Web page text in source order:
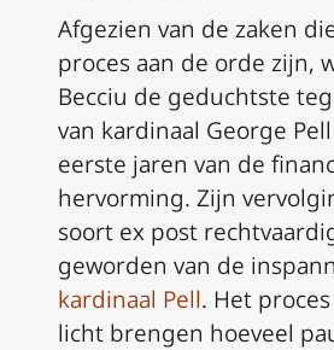
Afgezien van de zaken
proces aan de orde zijn,
Becciu de geduchtste
van kardinaal George
eerste jaren van de
hervorming. Zijn
soort ex post
geworden van de
kardinaal Pell. Het
licht brengen hoeveel